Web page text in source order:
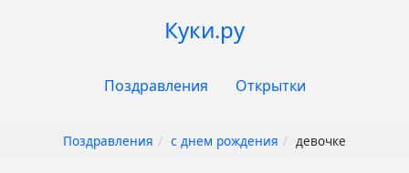
Куки.ру
ОсновнаяПоздравления Открытки
Поздравления с днем рождения девочке